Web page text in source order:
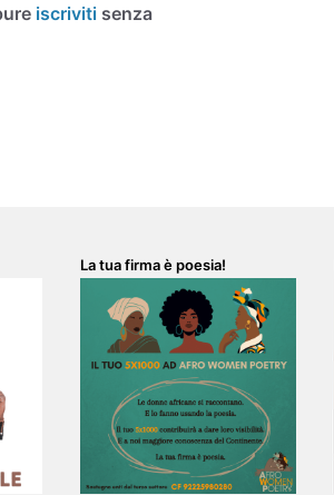
iscriviti senza
La tua firma è poesia!